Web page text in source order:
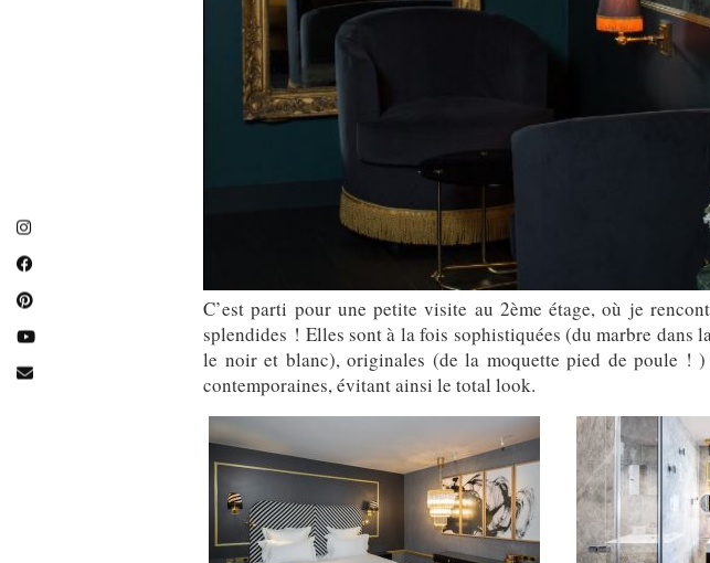
C’est parti pour une petite visite au 2ème étage, où je
splendides ! Elles sont à la fois sophistiquées (du marbre dans
le noir et blanc), originales (de la moquette pied de poule !
contemporaines, évitant ainsi le total look.